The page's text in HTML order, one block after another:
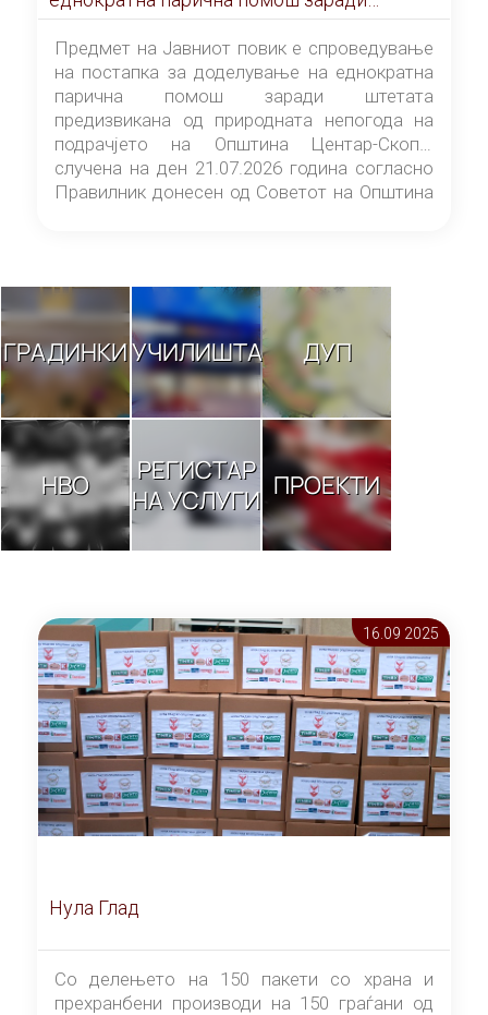
штетата предизвикана од природната
непогода на подрачјето на Општина
Центар-Скопје случена на ден 21.07.2026
година
Предмет на Јавниот повик е спроведување
на постапка за доделување на еднократна
парична помош заради штетата
предизвикана од природната непогода на
подрачјето на Општина Центар-Скопје
случена на ден 21.07.2026 година согласно
Правилник донесен од Советот на Општина
ГРАДИНКИУЧИЛИШТА ДУП
НВО
РЕГИСТАР
НА УСЛУГИ ПРОЕКТИ
16.09 2025
Нула Глад
Со делењето на 150 пакети со храна и
прехранбени производи на 150 граѓани од